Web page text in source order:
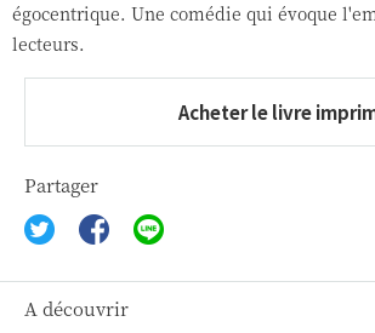
égocentrique. Une comédie qui évoque
lecteurs.
Acheter le livre
Partager
A découvrir